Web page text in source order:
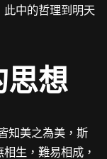
此中的哲理到明天
思想
知美之為美，斯
生，難易相成，